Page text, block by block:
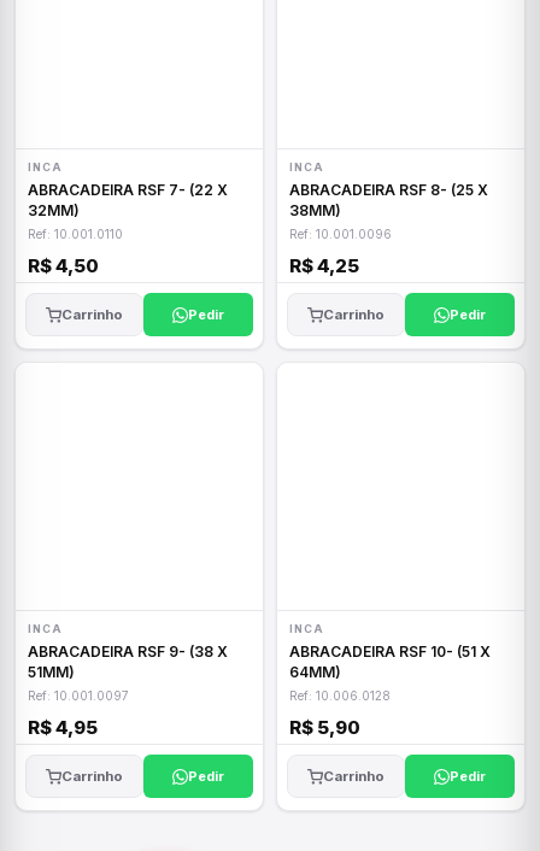
INCA
ABRACADEIRA RSF 7- (22 X
32MM)
Ref: 10.001.0110
R$ 4,50
Carrinho Pedir
INCA
ABRACADEIRA RSF 8- (25 X
38MM)
Ref: 10.001.0096
R$ 4,25
Carrinho Pedir
INCA
ABRACADEIRA RSF 9- (38 X
51MM)
Ref: 10.001.0097
R$ 4,95
Carrinho Pedir
INCA
ABRACADEIRA RSF 10- (51 X
64MM)
Ref: 10.006.0128
R$ 5,90
Carrinho Pedir